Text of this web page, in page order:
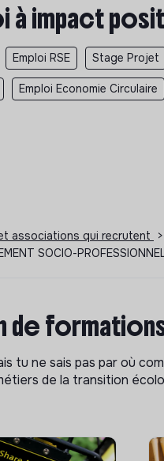
à impact
Emploi RSE Stage Projet
Emploi Economie Circulaire
associations qui recrutent >
SOCIO-
tu ne sais pas par où
de la transition